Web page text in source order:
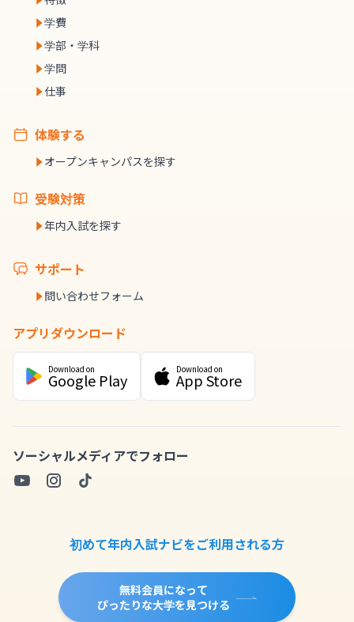
学費
学部・学科
学問
仕事
体験する
オープンキャンパスを探す
受験対策
年内入試を探す
サポート
問い合わせフォーム
アプリダウンロード
Download on
Google Play
Download on
App Store
ソーシャルメディアでフォロー
初めて年内入試ナビをご利用される方
無料会員になって
ぴったりな大学を見つける